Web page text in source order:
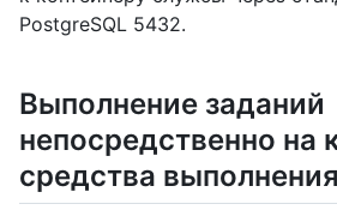
PostgreSQL 5432.
Выполнение заданий
непосредственно на
средства